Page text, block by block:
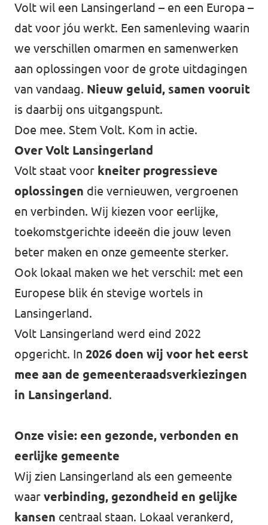
Leiden
Leidschendam-Voorburg
Rotterdam
Wassenaar
Lansingerland
Afdelingsbesturen
Bestuur Haag- en Rijnland
Bestuur Rotterdam Zuid-Holland Zuid
Vacatures
Vacatures Volt Zuid-Holland Zuid
Volt wil een Lansingerland – en een Europa –
dat voor jóu werkt. Een samenleving waarin
we verschillen omarmen en samenwerken
aan oplossingen voor de grote uitdagingen
van vandaag. Nieuw geluid, samen vooruit
is daarbij ons uitgangspunt.
Doe mee. Stem Volt. Kom in actie.
Over Volt Lansingerland
Volt staat voor kneiter progressieve
oplossingen die vernieuwen, vergroenen
en verbinden. Wij kiezen voor eerlijke,
toekomstgerichte ideeën die jouw leven
beter maken en onze gemeente sterker.
Ook lokaal maken we het verschil: met een
Europese blik én stevige wortels in
Lansingerland.
Volt Lansingerland werd eind 2022
opgericht. In 2026 doen wij voor het eerst
mee aan de gemeenteraadsverkiezingen
in Lansingerland.
Onze visie: een gezonde, verbonden en
eerlijke gemeente
Wij zien Lansingerland als een gemeente
waar verbinding, gezondheid en gelijke
kansen centraal staan. Lokaal verankerd,